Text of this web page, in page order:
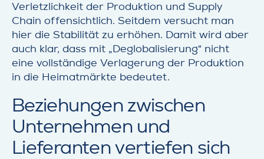
Verletzlichkeit der Produktion und Supply
Chain offensichtlich. Seitdem versucht man
hier die Stabilität zu erhöhen. Damit wird aber
auch klar, dass mit „Deglobalisierung“ nicht
eine vollständige Verlagerung der Produktion
in die Heimatmärkte bedeutet.
Beziehungen zwischen
Unternehmen und
Lieferanten vertiefen sich